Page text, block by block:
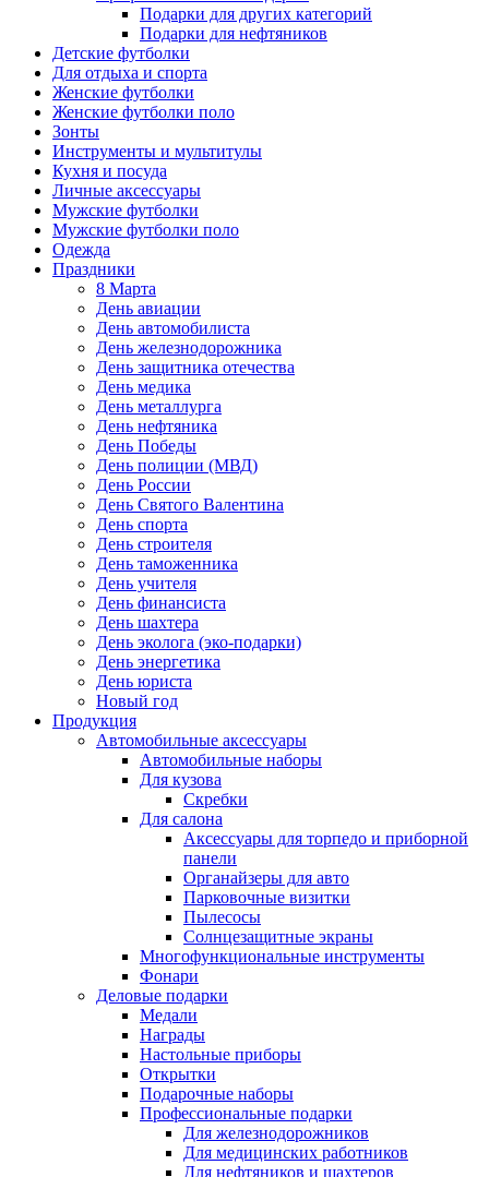
Подарки для других категорий
Подарки для нефтяников
Детские футболки
Для отдыха и спорта
Женские футболки
Женские футболки поло
Зонты
Инструменты и мультитулы
Кухня и посуда
Личные аксессуары
Мужские футболки
Мужские футболки поло
Одежда
Праздники
8 Марта
День авиации
День автомобилиста
День железнодорожника
День защитника отечества
День медика
День металлурга
День нефтяника
День Победы
День полиции (МВД)
День России
День Святого Валентина
День спорта
День строителя
День таможенника
День учителя
День финансиста
День шахтера
День эколога (эко-подарки)
День энергетика
День юриста
Новый год
Продукция
Автомобильные аксессуары
Автомобильные наборы
Для кузова
Скребки
Для салона
Аксессуары для торпедо и приборной
панели
Органайзеры для авто
Парковочные визитки
Пылесосы
Солнцезащитные экраны
Многофункциональные инструменты
Фонари
Деловые подарки
Медали
Награды
Настольные приборы
Открытки
Подарочные наборы
Профессиональные подарки
Для железнодорожников
Для медицинских работников
Для нефтяников и шахтеров